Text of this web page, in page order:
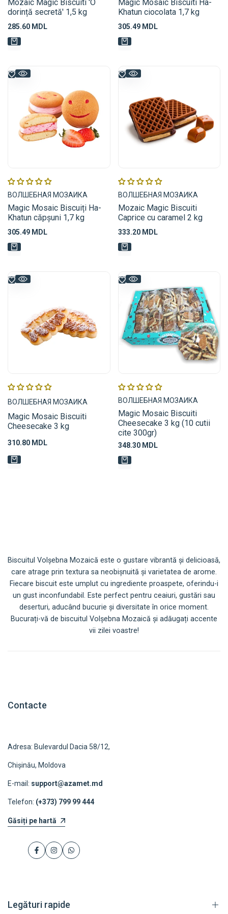
Mozaic Magic Biscuiti 'O
dorință secretă' 1,5 kg
Preț
vânzare
285.60 MDL
Magic Mosaic Biscuiti Ha-
Khatun ciocolata 1,7 kg
Preț
vânzare
305.49 MDL
ВОЛШЕБНАЯ МОЗАИКА
Magic Mosaic Biscuiți Ha-
Khatun căpșuni 1,7 kg
Preț
vânzare
305.49 MDL
ВОЛШЕБНАЯ МОЗАИКА
Mozaic Magic Biscuiti
Caprice cu caramel 2 kg
Preț
vânzare
333.20 MDL
ВОЛШЕБНАЯ МОЗАИКА
Magic Mosaic Biscuiti
Cheesecake 3 kg
Preț
vânzare
310.80 MDL
ВОЛШЕБНАЯ МОЗАИКА
Magic Mosaic Biscuiti
Cheesecake 3 kg (10 cutii
cite 300gr)
Preț
vânzare
348.30 MDL
Biscuitul Volșebna Mozaică este o gustare vibrantă și delicioasă,
care atrage prin textura sa neobișnuită și varietatea de arome.
Fiecare biscuit este umplut cu ingrediente proaspete, oferindu-i
un gust inconfundabil. Este perfect pentru ceaiuri, gustări sau
deserturi, aducând bucurie și diversitate în orice moment.
Bucurați-vă de biscuitul Volșebna Mozaică și adăugați accente
vii zilei voastre!
Contacte
Adresa: Bulevardul Dacia 58/12,
Chișinău, Moldova
E-mail: support@azamet.md
Telefon: (+373) 799 99 444
Găsiți pe hartă
FacebookInstagramWhatsApp
Legături rapide